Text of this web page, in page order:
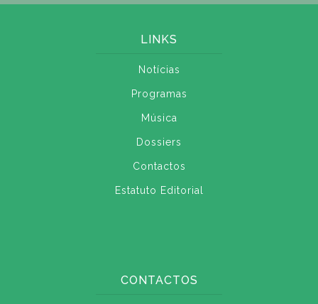
LINKS
Notícias
Programas
Música
Dossiers
Contactos
Estatuto Editorial
CONTACTOS